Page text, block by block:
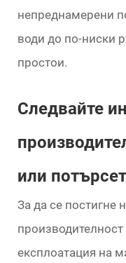
непреднамерени
води до по-ниски
простои.
Следвайте
или
За да се постигне
експлоатация на